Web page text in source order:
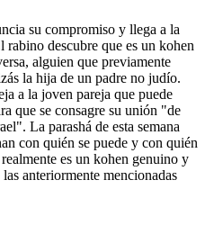
su compromiso y llega a la
descubre que es un kohen
alguien que previamente
la hija de un padre no judío.
a la joven pareja que puede
que se consagre su unión "de
La parashá de esta semana
con quién se puede y con quién
es un kohen genuino y
anteriormente mencionadas